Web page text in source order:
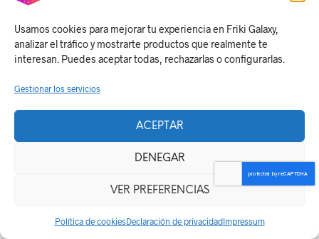
Usamos cookies para mejorar tu experiencia en Friki Galaxy,
analizar el tráfico y mostrarte productos que realmente te
interesan. Puedes aceptar todas, rechazarlas o configurarlas.
Gestionar los servicios
ACEPTAR
DENEGAR
VER PREFERENCIAS
Política de cookiesDeclaración de privacidadImpressum